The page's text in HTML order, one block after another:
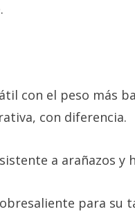
con el peso más
con diferencia.
a arañazos y
para su